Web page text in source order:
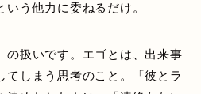
う他力に委ねるだけ。
の扱いです。エゴとは、出来事
てしまう思考のこと。「彼とラ